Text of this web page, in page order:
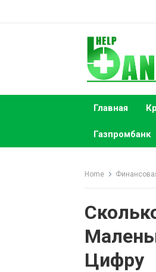
c
Главная
Газпромбанк
Home
Цифру